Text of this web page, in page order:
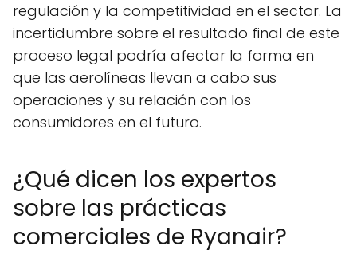
regulación y la competitividad en el sector. La
incertidumbre sobre el resultado final de este
proceso legal podría afectar la forma en
que las aerolíneas llevan a cabo sus
operaciones y su relación con los
consumidores en el futuro.
¿Qué dicen los expertos
sobre las prácticas
comerciales de Ryanair?